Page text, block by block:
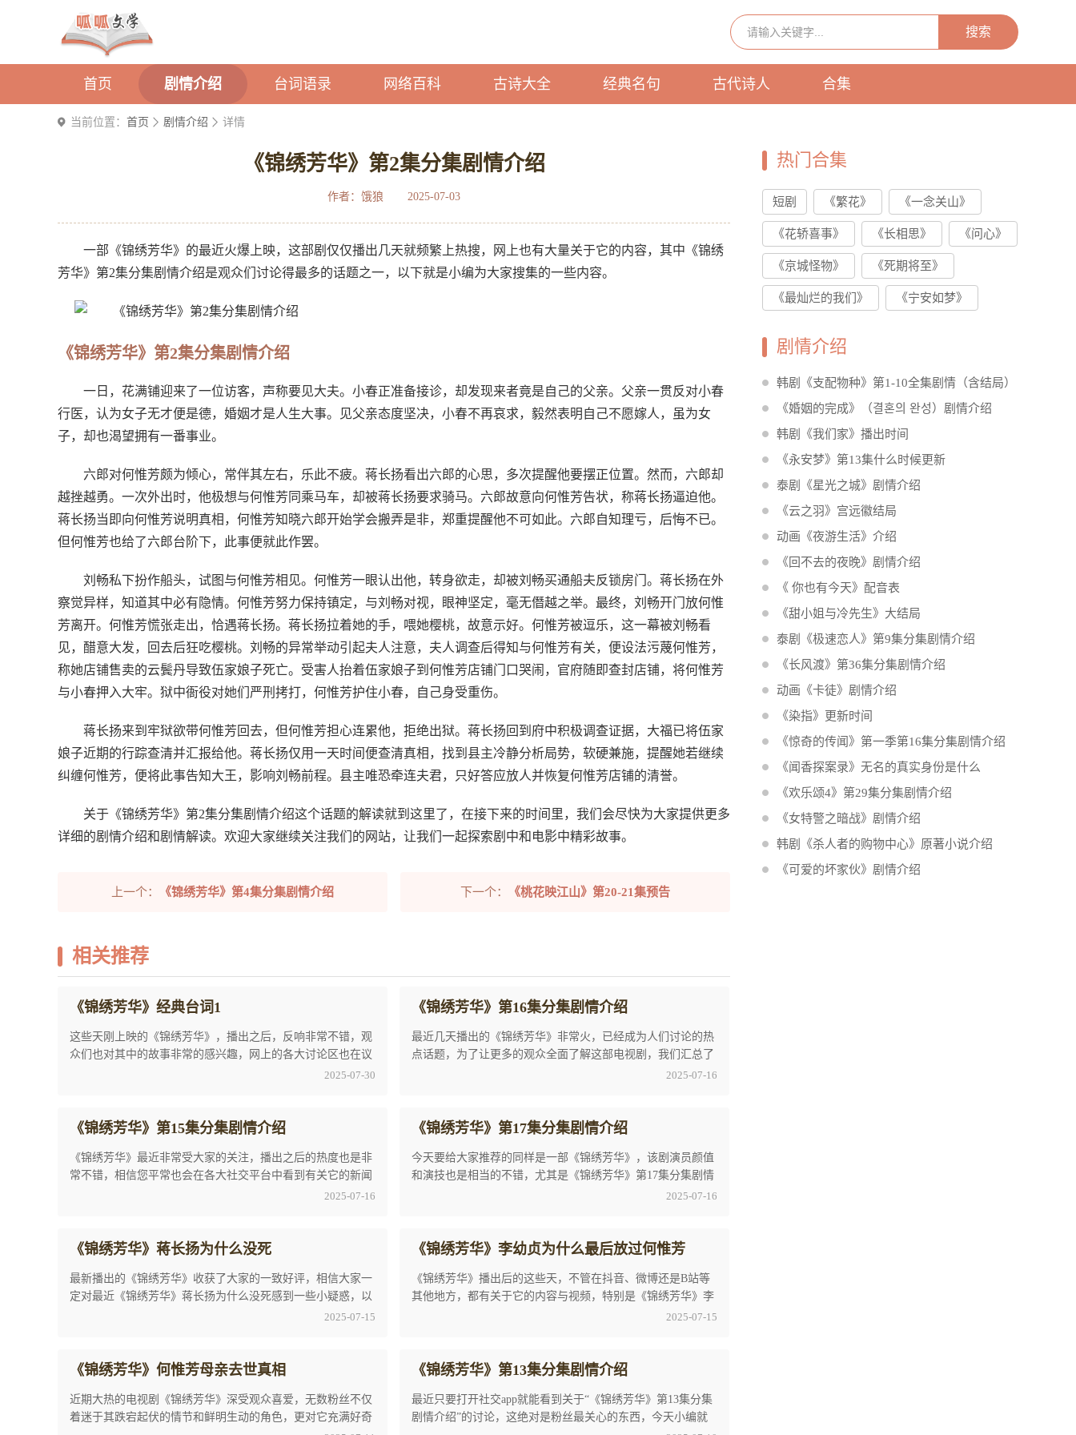
搜索
首页 剧情介绍 台词语录 网络百科 古诗大全 经典名句 古代诗人 合集
当前位置： 首页 剧情介绍 详情
《锦绣芳华》第2集分集剧情介绍
作者：饿狼 2025-07-03
一部《锦绣芳华》的最近火爆上映，这部剧仅仅播出几天就频繁上热搜，网上也有大量关于它的内容，其中《锦绣
芳华》第2集分集剧情介绍是观众们讨论得最多的话题之一，以下就是小编为大家搜集的一些内容。
《锦绣芳华》第2集分集剧情介绍
一日，花满铺迎来了一位访客，声称要见大夫。小春正准备接诊，却发现来者竟是自己的父亲。父亲一贯反对小春
行医，认为女子无才便是德，婚姻才是人生大事。见父亲态度坚决，小春不再哀求，毅然表明自己不愿嫁人，虽为女
子，却也渴望拥有一番事业。
六郎对何惟芳颇为倾心，常伴其左右，乐此不疲。蒋长扬看出六郎的心思，多次提醒他要摆正位置。然而，六郎却
越挫越勇。一次外出时，他极想与何惟芳同乘马车，却被蒋长扬要求骑马。六郎故意向何惟芳告状，称蒋长扬逼迫他。
蒋长扬当即向何惟芳说明真相，何惟芳知晓六郎开始学会搬弄是非，郑重提醒他不可如此。六郎自知理亏，后悔不已。
但何惟芳也给了六郎台阶下，此事便就此作罢。
刘畅私下扮作船头，试图与何惟芳相见。何惟芳一眼认出他，转身欲走，却被刘畅买通船夫反锁房门。蒋长扬在外
察觉异样，知道其中必有隐情。何惟芳努力保持镇定，与刘畅对视，眼神坚定，毫无僭越之举。最终，刘畅开门放何惟
芳离开。何惟芳慌张走出，恰遇蒋长扬。蒋长扬拉着她的手，喂她樱桃，故意示好。何惟芳被逗乐，这一幕被刘畅看
见，醋意大发，回去后狂吃樱桃。刘畅的异常举动引起夫人注意，夫人调查后得知与何惟芳有关，便设法污蔑何惟芳，
称她店铺售卖的云鬓丹导致伍家娘子死亡。受害人抬着伍家娘子到何惟芳店铺门口哭闹，官府随即查封店铺，将何惟芳
与小春押入大牢。狱中衙役对她们严刑拷打，何惟芳护住小春，自己身受重伤。
蒋长扬来到牢狱欲带何惟芳回去，但何惟芳担心连累他，拒绝出狱。蒋长扬回到府中积极调查证据，大福已将伍家
娘子近期的行踪查清并汇报给他。蒋长扬仅用一天时间便查清真相，找到县主冷静分析局势，软硬兼施，提醒她若继续
纠缠何惟芳，便将此事告知大王，影响刘畅前程。县主唯恐牵连夫君，只好答应放人并恢复何惟芳店铺的清誉。
关于《锦绣芳华》第2集分集剧情介绍这个话题的解读就到这里了，在接下来的时间里，我们会尽快为大家提供更多
详细的剧情介绍和剧情解读。欢迎大家继续关注我们的网站，让我们一起探索剧中和电影中精彩故事。
上一个： 《锦绣芳华》第4集分集剧情介绍 下一个： 《桃花映江山》第20-21集预告
相关推荐
《锦绣芳华》经典台词1
这些天刚上映的《锦绣芳华》，播出之后，反响非常不错，观
众们也对其中的故事非常的感兴趣，网上的各大讨论区也在议
2025-07-30
《锦绣芳华》第16集分集剧情介绍
最近几天播出的《锦绣芳华》非常火，已经成为人们讨论的热
点话题，为了让更多的观众全面了解这部电视剧，我们汇总了
2025-07-16
《锦绣芳华》第15集分集剧情介绍
《锦绣芳华》最近非常受大家的关注，播出之后的热度也是非
常不错，相信您平常也会在各大社交平台中看到有关它的新闻
2025-07-16
《锦绣芳华》第17集分集剧情介绍
今天要给大家推荐的同样是一部《锦绣芳华》，该剧演员颜值
和演技也是相当的不错，尤其是《锦绣芳华》第17集分集剧情
2025-07-16
《锦绣芳华》蒋长扬为什么没死
最新播出的《锦绣芳华》收获了大家的一致好评，相信大家一
定对最近《锦绣芳华》蒋长扬为什么没死感到一些小疑惑，以
2025-07-15
《锦绣芳华》李幼贞为什么最后放过何惟芳
《锦绣芳华》播出后的这些天，不管在抖音、微博还是B站等
其他地方，都有关于它的内容与视频，特别是《锦绣芳华》李
2025-07-15
《锦绣芳华》何惟芳母亲去世真相
近期大热的电视剧《锦绣芳华》深受观众喜爱，无数粉丝不仅
着迷于其跌宕起伏的情节和鲜明生动的角色，更对它充满好奇
《锦绣芳华》第13集分集剧情介绍
最近只要打开社交app就能看到关于“《锦绣芳华》第13集分集
剧情介绍”的讨论，这绝对是粉丝最关心的东西，今天小编就
热门合集
短剧 《繁花》 《一念关山》
《花轿喜事》 《长相思》 《问心》
《京城怪物》 《死期将至》
《最灿烂的我们》 《宁安如梦》
剧情介绍
韩剧《支配物种》第1-10全集剧情（含结局）
《婚姻的完成》（결혼의 완성）剧情介绍
韩剧《我们家》播出时间
《永安梦》第13集什么时候更新
泰剧《星光之城》剧情介绍
《云之羽》宫远徽结局
动画《夜游生活》介绍
《回不去的夜晚》剧情介绍
《 你也有今天》配音表
《甜小姐与冷先生》大结局
泰剧《极速恋人》第9集分集剧情介绍
《长风渡》第36集分集剧情介绍
动画《卡徒》剧情介绍
《染指》更新时间
《惊奇的传闻》第一季第16集分集剧情介绍
《闻香探案录》无名的真实身份是什么
《欢乐颂4》第29集分集剧情介绍
《女特警之暗战》剧情介绍
韩剧《杀人者的购物中心》原著小说介绍
《可爱的坏家伙》剧情介绍